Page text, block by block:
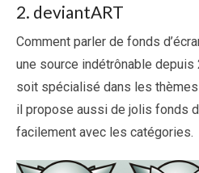
2. deviantART
Comment parler de fonds
une source indétrônable
soit spécialisé dans les
il propose aussi de jolis fonds
facilement avec les catégories.